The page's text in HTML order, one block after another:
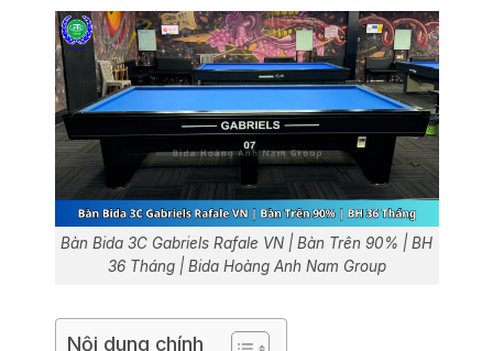
Bàn Bida 3C Gabriels Rafale VN | Bàn Trên 90% | BH
36 Tháng | Bida Hoàng Anh Nam Group
Nội dung chính